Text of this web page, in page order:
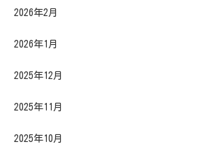
2026年2月
2026年1月
2025年12月
2025年11月
2025年10月